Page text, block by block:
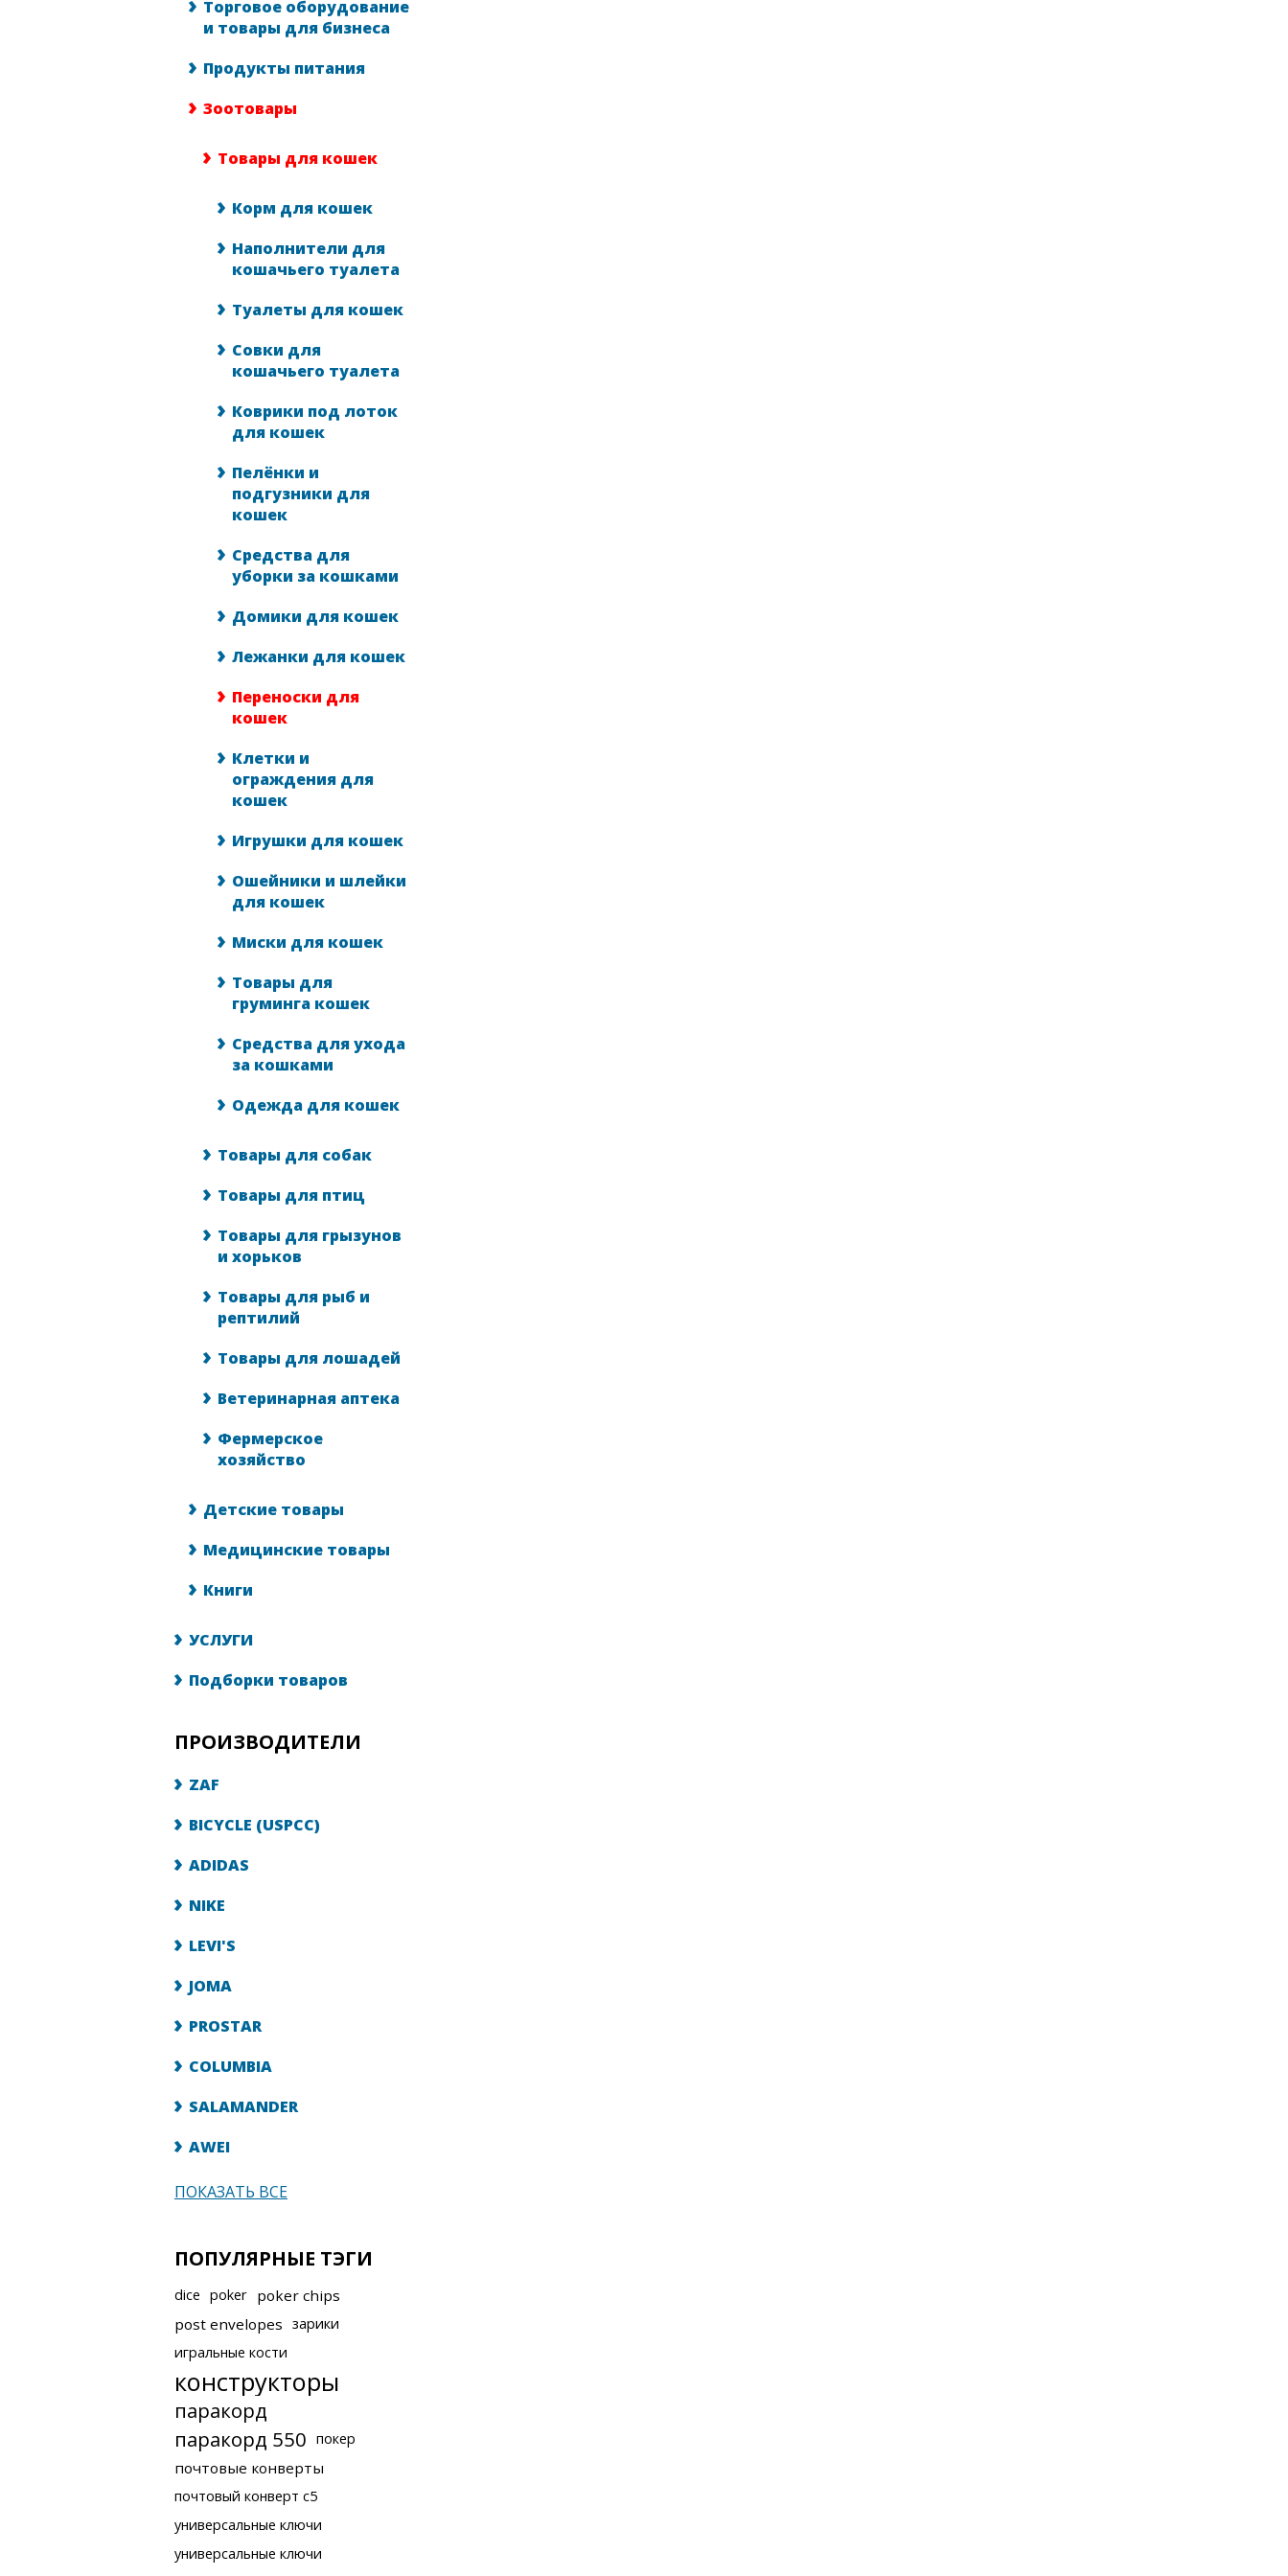
Торговое оборудование
и товары для бизнеса
Продукты питания
Зоотовары
Товары для кошек
Корм для кошек
Наполнители для
кошачьего туалета
Туалеты для кошек
Совки для
кошачьего туалета
Коврики под лоток
для кошек
Пелёнки и
подгузники для
кошек
Средства для
уборки за кошками
Домики для кошек
Лежанки для кошек
Переноски для
кошек
Клетки и
ограждения для
кошек
Игрушки для кошек
Ошейники и шлейки
для кошек
Миски для кошек
Товары для
груминга кошек
Средства для ухода
за кошками
Одежда для кошек
Товары для собак
Товары для птиц
Товары для грызунов
и хорьков
Товары для рыб и
рептилий
Товары для лошадей
Ветеринарная аптека
Фермерское
хозяйство
Детские товары
Медицинские товары
Книги
УСЛУГИ
Подборки товаров
ПРОИЗВОДИТЕЛИ
ZAF
BICYCLE (USPCC)
ADIDAS
NIKE
LEVI'S
JOMA
PROSTAR
COLUMBIA
SALAMANDER
AWEI
ПОКАЗАТЬ ВСЕ
ПОПУЛЯРНЫЕ ТЭГИ
dice poker poker chips
post envelopes зарики
игральные кости
конструкторы
паракорд
паракорд 550 покер
почтовые конверты
почтовый конверт с5
универсальные ключи
универсальные ключи